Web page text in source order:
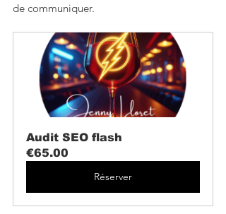
de communiquer.
Audit SEO flash
€65.00
Réserver